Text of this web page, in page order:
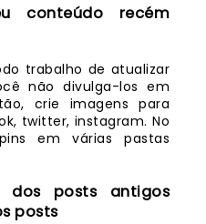
conteúdo recém
trabalho de atualizar
não divulga-los em
crie imagens para
twitter, instagram. No
em várias pastas
dos posts antigos
posts